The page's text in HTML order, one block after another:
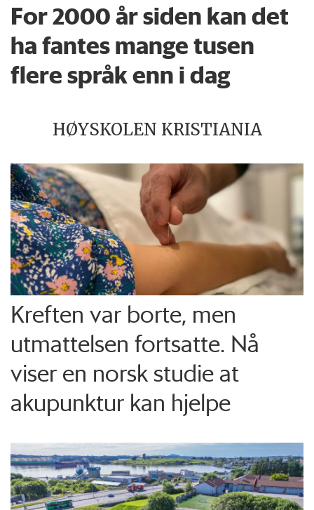
For 2000 år siden kan det
ha fantes mange tusen
flere språk enn i dag
HØYSKOLEN KRISTIANIA
Kreften var borte, men
utmattelsen fortsatte. Nå
viser en norsk studie at
akupunktur kan hjelpe